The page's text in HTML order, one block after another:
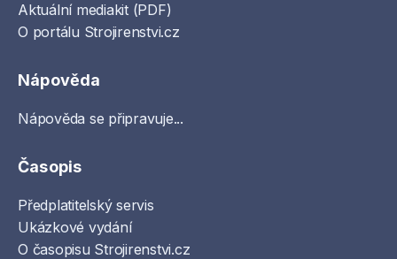
Aktuální mediakit (PDF)
O portálu Strojirenstvi.cz
Nápověda
Nápověda se připravuje...
Časopis
Předplatitelský servis
Ukázkové vydání
O časopisu Strojirenstvi.cz